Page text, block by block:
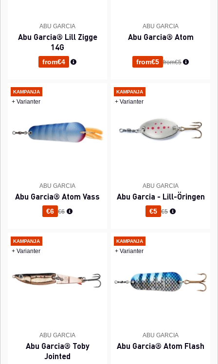
ABU GARCIA
Abu Garcia® Lill Zigge
14G
from€4Normaali hinta
ABU GARCIA
Abu Garcia® Atom
from€5 Normaali hinta
from€5
KAMPANJA
+ Varianter
ABU GARCIA
Abu Garcia® Atom Vass
€6 Normaali hinta
€6
KAMPANJA
+ Varianter
ABU GARCIA
Abu Garcia - Lill-Öringen
€5 Normaali hinta
€5
KAMPANJA
+ Varianter
ABU GARCIA
Abu Garcia® Toby
Jointed
KAMPANJA
+ Varianter
ABU GARCIA
Abu Garcia® Atom Flash